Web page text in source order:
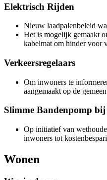
Elektrisch Rijden
Nieuw laadpalenbeleid
Het is mogelijk gemaakt
kabelmat om hinder voor
Verkeersregelaars
Om inwoners te
aangemaakt op de
Slimme Bandenpomp
Op initiatief van
inwoners tot
Wonen